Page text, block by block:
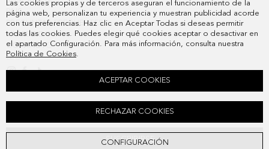
Las cookies propias y de terceros aseguran el funcionamiento de la
página web, personalizan tu experiencia y muestran publicidad acorde
con tus preferencias. Haz clic en Aceptar Todas si deseas permitir
todas las cookies. Puedes elegir qué cookies aceptar o desactivar en
el apartado Configuración. Para más información, consulta nuestra
Política de Cookies.
CONFIGURACIÓN
RECHAZAR COOKIES
ACEPTAR COOKIES
SUSCRIBIRSE
PAIS
PREGUNTAS FRECUENTES
MIS PEDIDOS
CONTACTO
LEGAL